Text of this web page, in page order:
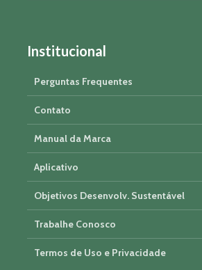
Institucional
Perguntas Frequentes
Contato
Manual da Marca
Aplicativo
Objetivos Desenvolv. Sustentável
Trabalhe Conosco
Termos de Uso e Privacidade